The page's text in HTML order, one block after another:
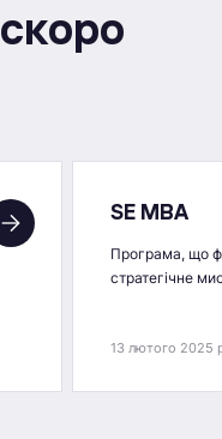
SE MBA
Програма, що
стратегічне
13 лютого 2025